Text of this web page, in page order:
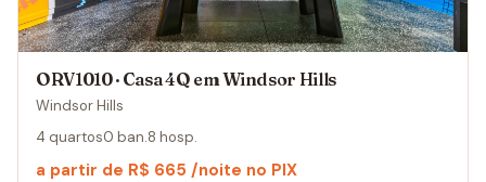
ORV1010 · Casa 4Q em Windsor Hills
Windsor Hills
4 quartos0 ban.8 hosp.
a partir de R$ 665 /noite no PIX